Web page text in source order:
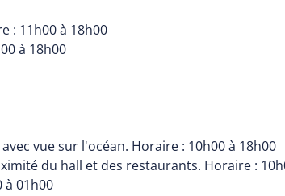
: 11h00 à 18h00
à 18h00
vue sur l'océan. Horaire : 10h00 à 18h00
du hall et des restaurants. Horaire :
à 01h00